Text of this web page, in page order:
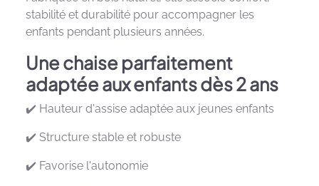
stabilité et durabilité pour accompagner les
enfants pendant plusieurs années.
Une chaise parfaitement
adaptée aux enfants dès 2 ans
✔️ Hauteur d'assise adaptée aux jeunes enfants
✔️ Structure stable et robuste
✔️ Favorise l'autonomie